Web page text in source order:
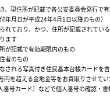
、現住所が記載で各公安委員会発行で有
年月日が平成24年4月1日以降のもの）
れており、かつ、住所が記載されてい
ます
が記載で有効期限内のもの
者のもの
される写真付き住民基本台帳カードを
円を超える金地金等をお買取りさせて
番号カード）などで個人番号の確認・